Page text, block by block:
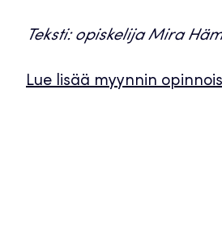
Teksti: opiskelija Mira
Lue lisää myynnin